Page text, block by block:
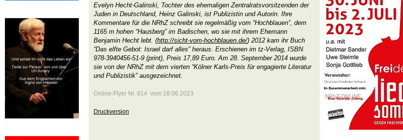
Evelyn Hecht-Galinski, Tochter des ehemaligen Zentralratsvorsitzenden der
Juden in Deutschland, Heinz Galinski, ist Publizistin und Autorin. Ihre
Kommentare für die NRhZ schreibt sie regelmäßig vom “Hochblauen”, dem
1165 m hohen “Hausberg” im Badischen, wo sie mit ihrem Ehemann
Benjamin Hecht lebt. (http://sicht-vom-hochblauen.de/) 2012 kam ihr Buch
“Das elfte Gebot: Israel darf alles” heraus. Erschienen im tz-Verlag, ISBN
978-3940456-51-9 (print), Preis 17,89 Euro. Am 28. September 2014 wurde
sie von der NRhZ mit dem vierten “Kölner Karls-Preis für engagierte Literatur
und Publizistik” ausgezeichnet.
Online-Flyer Nr. 814 vom 28.06.2023
Druckversion